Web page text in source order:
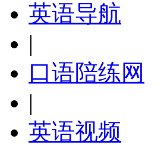
英语导航
|
口语陪练网
|
英语视频